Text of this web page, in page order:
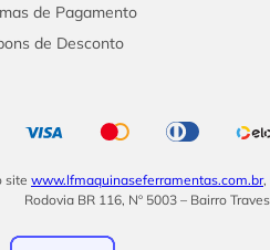
de Pagamento
de Desconto
site www.lfmaquinaseferramentas.com.br,
Rodovia BR 116, Nº 5003 – Bairro